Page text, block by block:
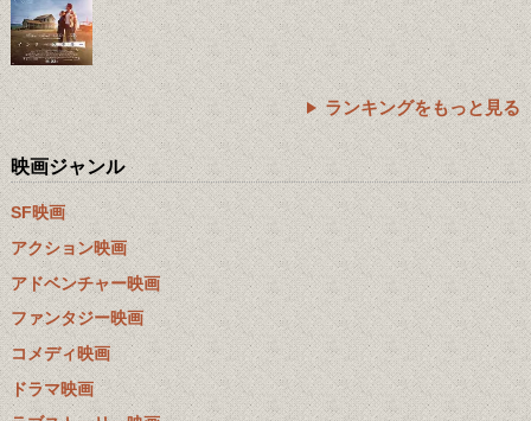
ランキングをもっと見る
映画ジャンル
SF映画
アクション映画
アドベンチャー映画
ファンタジー映画
コメディ映画
ドラマ映画